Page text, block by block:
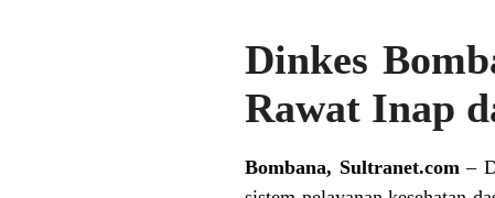
Dinkes
Rawat Inap
Bombana, Sultranet.com –